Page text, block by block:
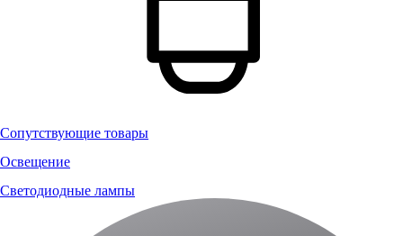
Сопутствующие товары
Освещение
Светодиодные лампы